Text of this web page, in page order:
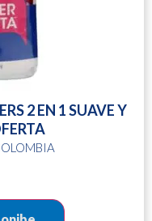
2 EN 1 SUAVE Y